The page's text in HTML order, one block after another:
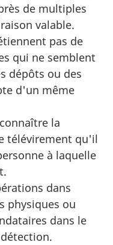
de multiples
valable.
pas de
qui ne semblent
dépôts ou des
d'un même
la
télévirement qu'il
à laquelle
dans
physiques ou
dans le